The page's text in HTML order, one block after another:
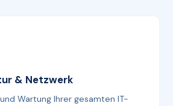
& Netzwerk
Wartung Ihrer gesamten IT-